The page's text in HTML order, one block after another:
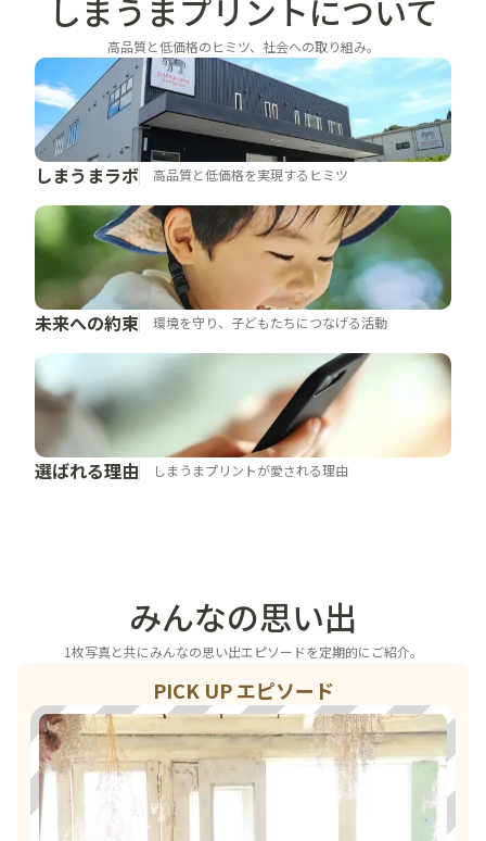
しまうまプリントについて
高品質と低価格のヒミツ、社会への取り組み。
しまうまラボ 高品質と低価格を実現するヒミツ
未来への約束 環境を守り、子どもたちにつなげる活動
選ばれる理由 しまうまプリントが愛される理由
みんなの思い出
1枚写真と共にみんなの思い出エピソードを定期的にご紹介。
PICK UP エピソード